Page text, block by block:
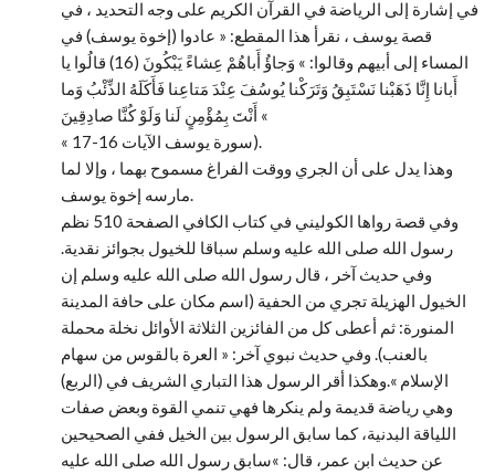
في إشارة إلى الرياضة في القرآن الكريم على وجه التحديد ، في
قصة يوسف ، نقرأ هذا المقطع: « عادوا (إخوة يوسف) في
المساء إلى أبيهم وقالوا: » وَجاؤُ أَباهُمْ عِشاءً يَبْكُونَ (16) قالُوا يا
أَبانا إِنَّا ذَهَبْنا نَسْتَبِقُ وَتَرَكْنا يُوسُفَ عِنْدَ مَتاعِنا فَأَكَلَهُ الذِّئْبُ وَما
أَنْتَ بِمُؤْمِنٍ لَنا وَلَوْ كُنَّا صادِقِينَ «
« سورة يوسف الآيات 16-17).
وهذا يدل على أن الجري ووقت الفراغ مسموح بهما ، وإلا لما
وفي قصة رواها الكوليني في كتاب الكافي الصفحة 510 نظم
رسول الله صلى الله عليه وسلم سباقا للخيول بجوائز نقدية.
وفي حديث آخر ، قال رسول الله صلى الله عليه وسلم إن
الخيول الهزيلة تجري من الحفية (اسم مكان على حافة المدينة
المنورة: ثم أعطى كل من الفائزين الثلاثة الأوائل نخلة محملة
بالعنب). وفي حديث نبوي آخر: « العرة بالقوس من سهام
الإسلام ».وهكذا أقر الرسول هذا التباري الشريف في (الربع)
وهي رياضة قديمة ولم ينكرها فهي تنمي القوة وبعض صفات
اللياقة البدنية، كما سابق الرسول بين الخيل ففي الصحيحين
عن حديث ابن عمر، قال: »سابق رسول الله صلى الله عليه